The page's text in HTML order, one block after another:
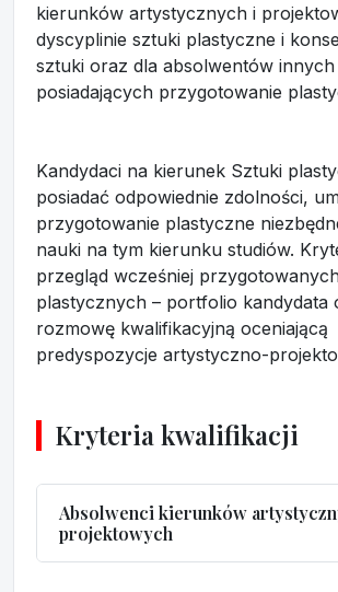
kierunków artystycznych i
dyscyplinie sztuki plastyczne i
sztuki oraz dla absolwentów
posiadających przygotowanie
Kandydaci na kierunek Sztuki
posiadać odpowiednie zdolności,
przygotowanie plastyczne
nauki na tym kierunku studiów.
przegląd wcześniej
plastycznych – portfolio kandydata
rozmowę kwalifikacyjną oceniającą
predyspozycje artystyczno-
Kryteria kwalifikacji
Absolwenci kierunków
projektowych